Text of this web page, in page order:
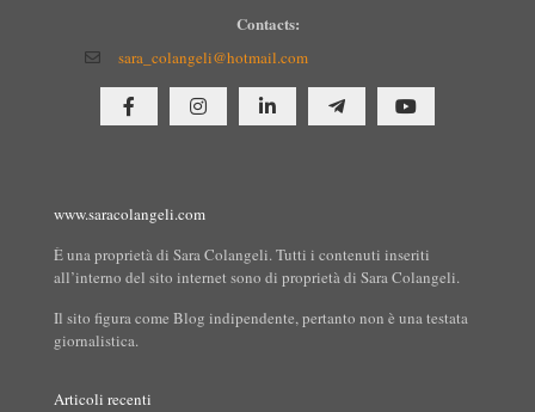
Contacts:
sara_colangeli@hotmail.com
www.saracolangeli.com
È una proprietà di Sara Colangeli. Tutti i contenuti inseriti
all’interno del sito internet sono di proprietà di Sara Colangeli.
Il sito figura come Blog indipendente, pertanto non è una testata
giornalistica.
Articoli recenti